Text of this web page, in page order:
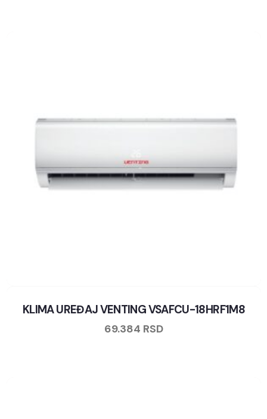
KLIMA UREĐAJ VENTING VSAFCU-18HRF1M8
69.384 RSD